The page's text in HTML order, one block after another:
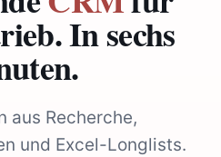
In sechs
aus Recherche,
und Excel-Longlists.